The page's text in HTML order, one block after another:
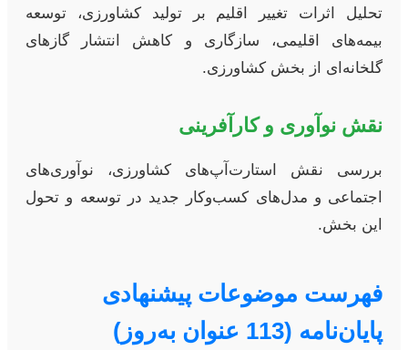
تحلیل اثرات تغییر اقلیم بر تولید کشاورزی، توسعه
بیمه‌های اقلیمی، سازگاری و کاهش انتشار گازهای
گلخانه‌ای از بخش کشاورزی.
نقش نوآوری و کارآفرینی
بررسی نقش استارت‌آپ‌های کشاورزی، نوآوری‌های
اجتماعی و مدل‌های کسب‌وکار جدید در توسعه و تحول
این بخش.
فهرست موضوعات پیشنهادی
پایان‌نامه (113 عنوان به‌روز)